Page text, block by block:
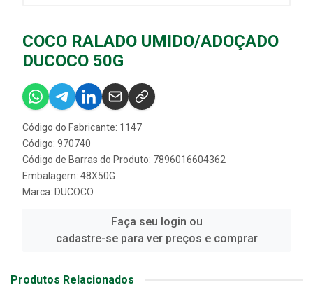
COCO RALADO UMIDO/ADOÇADO
DUCOCO 50G
Código do Fabricante: 1147
Código: 970740
Código de Barras do Produto: 7896016604362
Embalagem: 48X50G
Marca: DUCOCO
Faça seu login ou
cadastre-se para ver preços e comprar
Produtos Relacionados